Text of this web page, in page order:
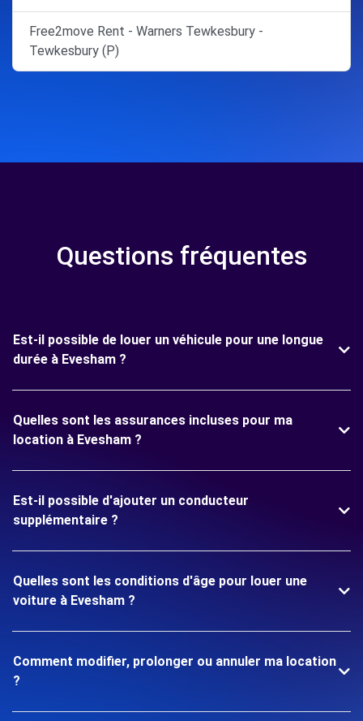
Free2move Rent - Warners Tewkesbury -
Tewkesbury (P)
Questions fréquentes
Est-il possible de louer un véhicule pour une longue
durée à Evesham ?
Quelles sont les assurances incluses pour ma
location à Evesham ?
Est-il possible d'ajouter un conducteur
supplémentaire ?
Quelles sont les conditions d'âge pour louer une
voiture à Evesham ?
Comment modifier, prolonger ou annuler ma location
?